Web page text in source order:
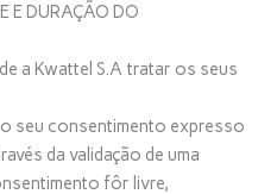
E DURAÇÃO DO
a Kwattel S.A tratar os seus
seu consentimento expresso
da validação de uma
fôr livre,